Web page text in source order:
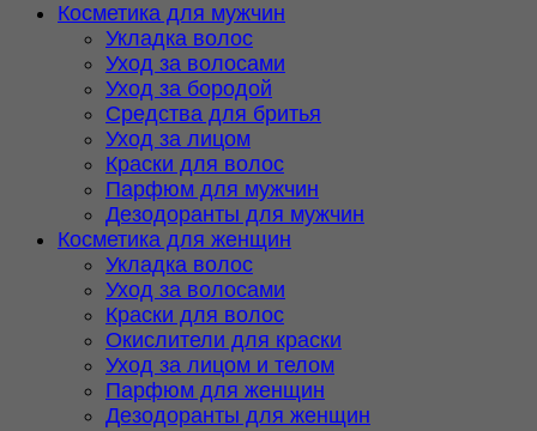
Косметика для мужчин
Укладка волос
Уход за волосами
Уход за бородой
Средства для бритья
Уход за лицом
Краски для волос
Парфюм для мужчин
Дезодоранты для мужчин
Косметика для женщин
Укладка волос
Уход за волосами
Краски для волос
Окислители для краски
Уход за лицом и телом
Парфюм для женщин
Дезодоранты для женщин